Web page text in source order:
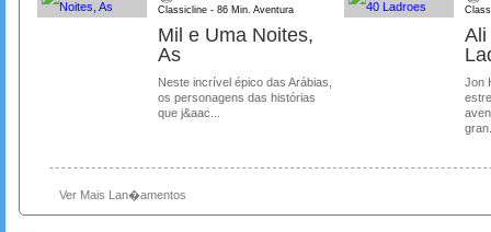
Classicline - 86 Min. Aventura
Mil e Uma Noites,
As
Neste incrível épico das Arábias,
os personagens das histórias
que j&aac...
Ali
Jon
Ver Mais Lan�amentos